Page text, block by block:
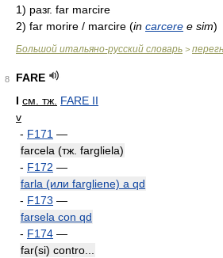
1) разг. far marcire
2) far morire / marcire (in carcere e sim)
Большой итальяно-русский словарь >
8
FARE
I см. тж. FARE II
v
- F171 —
farcela (тж. fargliela)
- F172 —
farla (или fargliene) a qd
- F173 —
farsela con qd
- F174 —
far(si) contro...